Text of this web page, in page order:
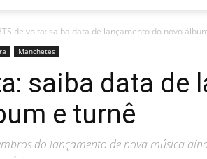
de volta: saiba data de lançamento do novo
Manchetes
saiba data de
e turnê
do lançamento de nova música